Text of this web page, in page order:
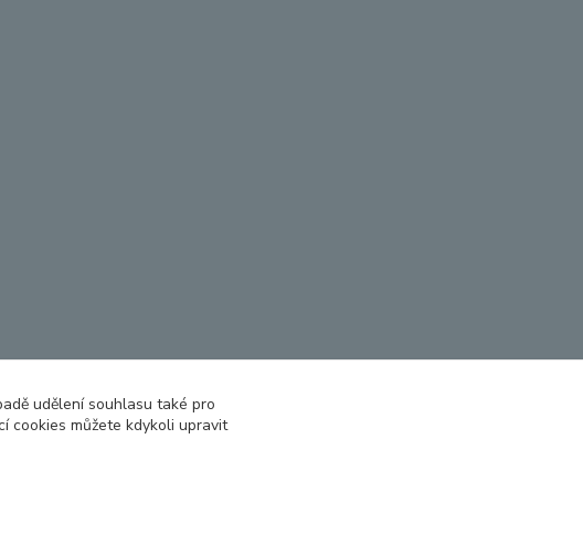
udělení souhlasu také pro
cookies můžete kdykoli upravit